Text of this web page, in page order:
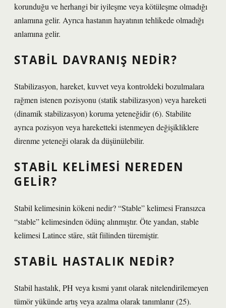
korunduğu ve herhangi bir iyileşme veya kötüleşme olmadığı
anlamına gelir. Ayrıca hastanın hayatının tehlikede olmadığı
anlamına gelir.
STABIL DAVRANIŞ NEDIR?
Stabilizasyon, hareket, kuvvet veya kontroldeki bozulmalara
rağmen istenen pozisyonu (statik stabilizasyon) veya hareketi
(dinamik stabilizasyon) koruma yeteneğidir (6). Stabilite
ayrıca pozisyon veya hareketteki istenmeyen değişikliklere
direnme yeteneği olarak da düşünülebilir.
STABIL KELIMESI NEREDEN
GELIR?
Stabil kelimesinin kökeni nedir? “Stable” kelimesi Fransızca
“stable” kelimesinden ödünç alınmıştır. Öte yandan, stable
kelimesi Latince stāre, stāt fiilinden türemiştir.
STABIL HASTALIK NEDIR?
Stabil hastalık, PH veya kısmi yanıt olarak nitelendirilemeyen
tümör yükünde artış veya azalma olarak tanımlanır (25).